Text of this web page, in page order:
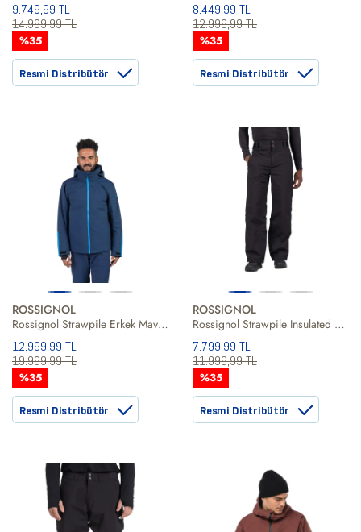
9.749,99 TL
14.999,99 TL
%35
Resmi Distribütör
8.449,99 TL
12.999,99 TL
%35
Resmi Distribütör
ROSSIGNOL
Rossignol Strawpile Erkek Mavi Kayak Ceketi
12.999,99 TL
19.999,99 TL
%35
Resmi Distribütör
ROSSIGNOL
Rossignol Strawpile Insulated Pant Erkek Kayak Pantolonu
7.799,99 TL
11.999,99 TL
%35
Resmi Distribütör